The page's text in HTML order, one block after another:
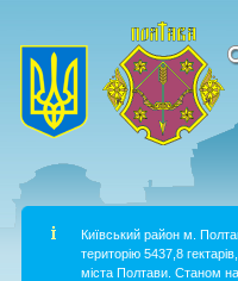
Київський район м.
територію 5437,8
міста Полтави. Станом